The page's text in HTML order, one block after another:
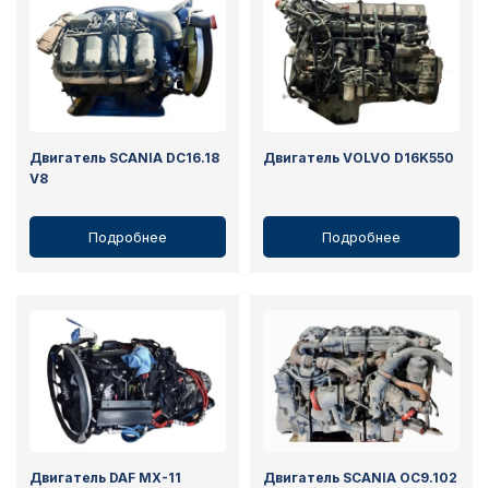
Двигатель SCANIA DC16.18
V8
Подробнее
Двигатель VOLVO D16K550
Подробнее
Двигатель DAF MX-11 Двигатель SCANIA OC9.102